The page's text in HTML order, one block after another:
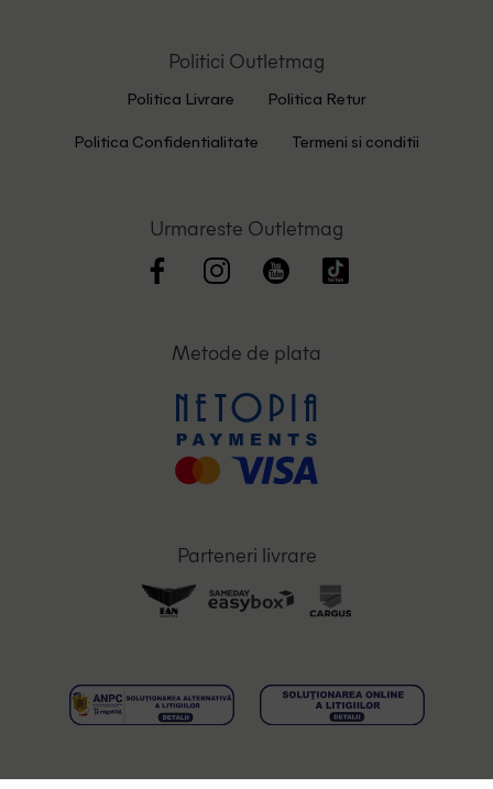
Politici Outletmag
Politica Livrare Politica Retur
Politica Confidentialitate Termeni si conditii
Urmareste Outletmag
Metode de plata
Parteneri livrare